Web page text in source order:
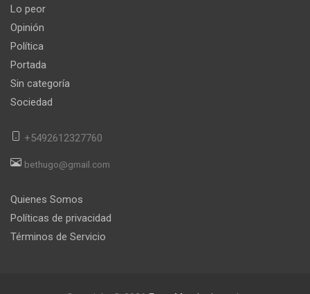
Lo peor
Opinión
Política
Portada
Sin categoría
Sociedad
+5492612327760
bethugo@gmail.com
Quienes Somos
Políticas de privacidad
Términos de Servicio